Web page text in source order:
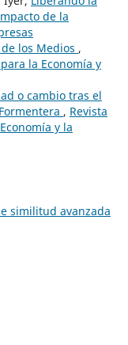
de la
los Medios ,
la Economía y
o cambio tras el
, Revista
y la
similitud avanzada